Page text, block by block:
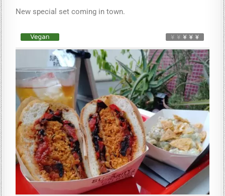
New special set coming in town.